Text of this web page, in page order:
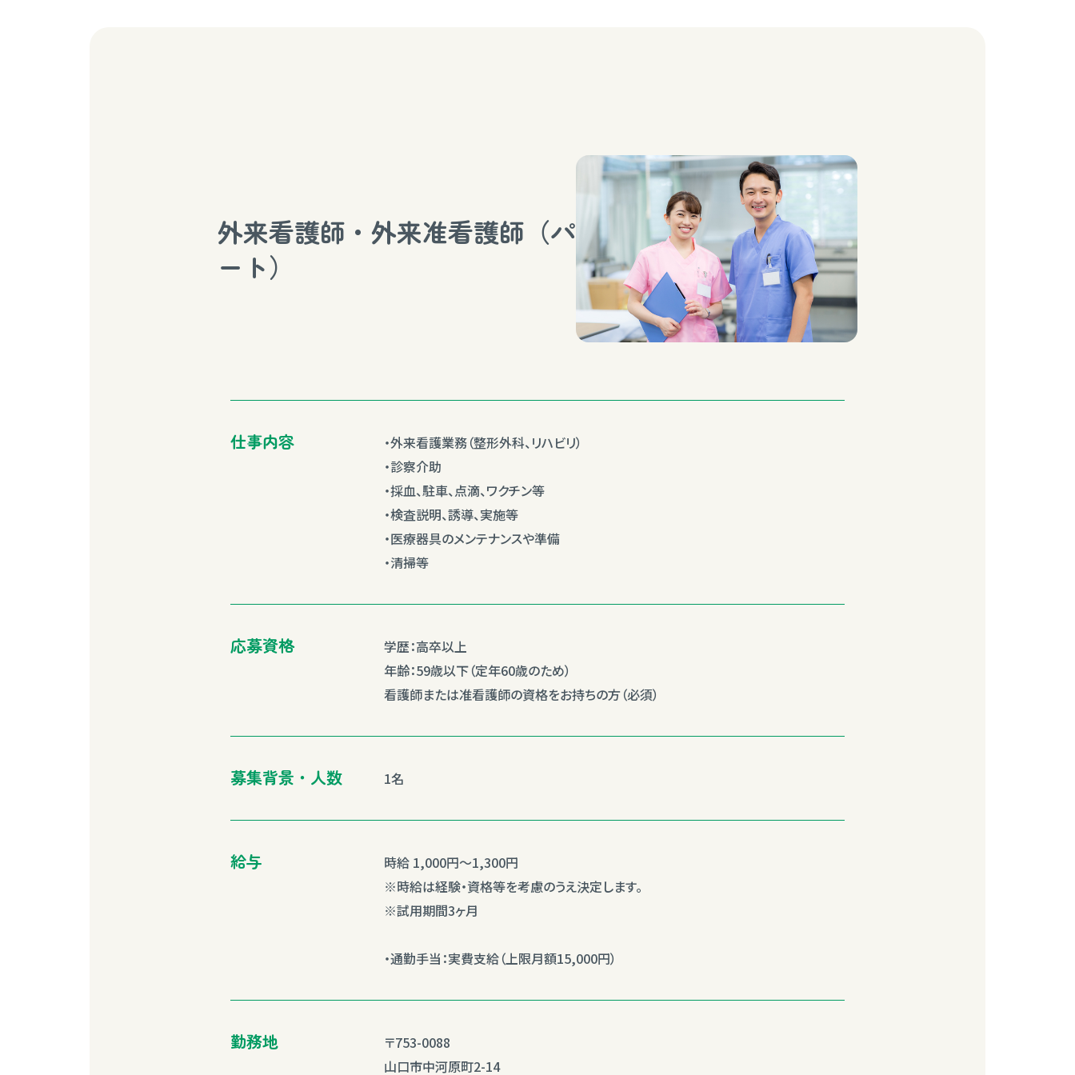
外来看護師・外来准看護師（パ
ート）
仕事内容
・外来看護業務（整形外科、リハビリ）
・診察介助
・採血、駐車、点滴、ワクチン等
・検査説明、誘導、実施等
・医療器具のメンテナンスや準備
・清掃等
応募資格
学歴：高卒以上
年齢：59歳以下（定年60歳のため）
看護師または准看護師の資格をお持ちの方（必須）
募集背景・人数 1名
給与
時給 1,000円〜1,300円
※時給は経験・資格等を考慮のうえ決定します。
※試用期間3ヶ月
・通勤手当：実費支給（上限月額15,000円）
勤務地
〒753-0088
山口市中河原町2-14